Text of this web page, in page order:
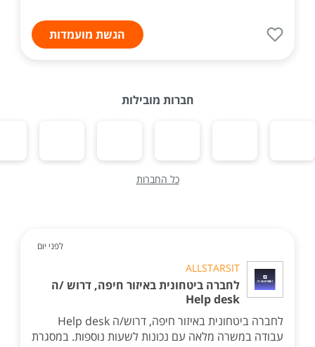
הגשת מועמדות
חברות מובילות
כל החברות
לפני יום
ALLSTARSIT
לחברה ביטחונית באיזור חיפה, דרוש /ה
Help desk
לחברה ביטחונית באיזור חיפה, דרוש/ה Help desk
עבודה במשרה מלאה עם נכונות לשעות נוספות. במסגרת